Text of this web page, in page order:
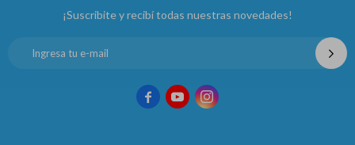
¡Suscribite y recibí todas nuestras novedades!
  